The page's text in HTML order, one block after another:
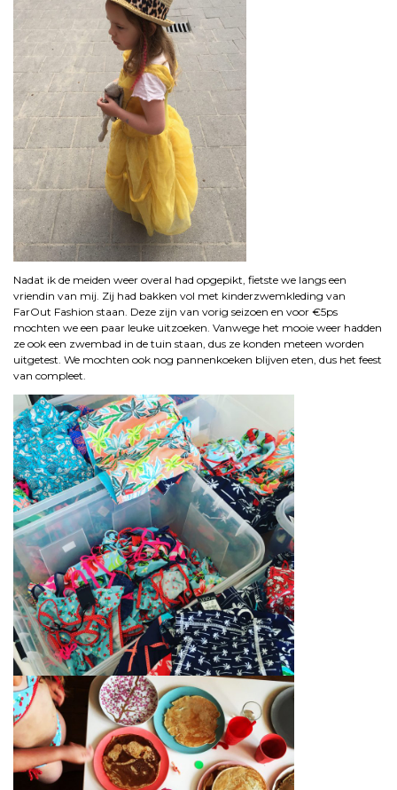
Nadat ik de meiden weer overal had opgepikt, fietste we langs een
vriendin van mij. Zij had bakken vol met kinderzwemkleding van
FarOut Fashion staan. Deze zijn van vorig seizoen en voor €5ps
mochten we een paar leuke uitzoeken. Vanwege het mooie weer hadden
ze ook een zwembad in de tuin staan, dus ze konden meteen worden
uitgetest. We mochten ook nog pannenkoeken blijven eten, dus het feest
van compleet.